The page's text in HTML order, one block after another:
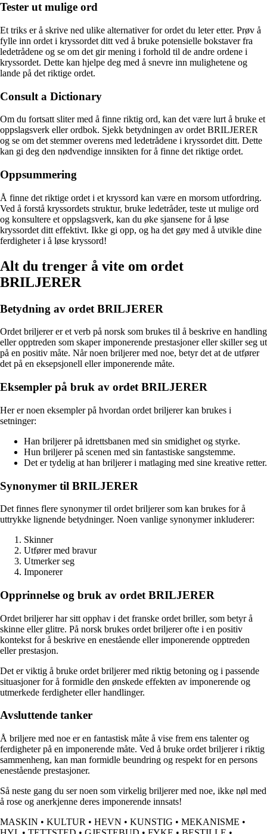
Tester ut mulige ord
Et triks er å skrive ned ulike alternativer for ordet du leter etter. Prøv å
fylle inn ordet i kryssordet ditt ved å bruke potensielle bokstaver fra
ledetrådene og se om det gir mening i forhold til de andre ordene i
kryssordet. Dette kan hjelpe deg med å snevre inn mulighetene og
lande på det riktige ordet.
Consult a Dictionary
Om du fortsatt sliter med å finne riktig ord, kan det være lurt å bruke et
oppslagsverk eller ordbok. Sjekk betydningen av ordet BRILJERER
og se om det stemmer overens med ledetrådene i kryssordet ditt. Dette
kan gi deg den nødvendige innsikten for å finne det riktige ordet.
Oppsummering
Å finne det riktige ordet i et kryssord kan være en morsom utfordring.
Ved å forstå kryssordets struktur, bruke ledetråder, teste ut mulige ord
og konsultere et oppslagsverk, kan du øke sjansene for å løse
kryssordet ditt effektivt. Ikke gi opp, og ha det gøy med å utvikle dine
ferdigheter i å løse kryssord!
Alt du trenger å vite om ordet
BRILJERER
Betydning av ordet BRILJERER
Ordet briljerer er et verb på norsk som brukes til å beskrive en handling
eller opptreden som skaper imponerende prestasjoner eller skiller seg ut
på en positiv måte. Når noen briljerer med noe, betyr det at de utfører
det på en eksepsjonell eller imponerende måte.
Eksempler på bruk av ordet BRILJERER
Her er noen eksempler på hvordan ordet briljerer kan brukes i
setninger:
Han briljerer på idrettsbanen med sin smidighet og styrke.
Hun briljerer på scenen med sin fantastiske sangstemme.
Det er tydelig at han briljerer i matlaging med sine kreative retter.
Synonymer til BRILJERER
Det finnes flere synonymer til ordet briljerer som kan brukes for å
uttrykke lignende betydninger. Noen vanlige synonymer inkluderer:
Skinner
Utfører med bravur
Utmerker seg
Imponerer
Opprinnelse og bruk av ordet BRILJERER
Ordet briljerer har sitt opphav i det franske ordet briller, som betyr å
skinne eller glitre. På norsk brukes ordet briljerer ofte i en positiv
kontekst for å beskrive en enestående eller imponerende opptreden
eller prestasjon.
Det er viktig å bruke ordet briljerer med riktig betoning og i passende
situasjoner for å formidle den ønskede effekten av imponerende og
utmerkede ferdigheter eller handlinger.
Avsluttende tanker
Å briljere med noe er en fantastisk måte å vise frem ens talenter og
ferdigheter på en imponerende måte. Ved å bruke ordet briljerer i riktig
sammenheng, kan man formidle beundring og respekt for en persons
enestående prestasjoner.
Så neste gang du ser noen som virkelig briljerer med noe, ikke nøl med
å rose og anerkjenne deres imponerende innsats!
MASKIN • KULTUR • HEVN • KUNSTIG • MEKANISME •